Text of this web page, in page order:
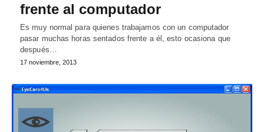
frente al computador
Es muy normal para quienes trabajamos con un computador
pasar muchas horas sentados frente a él, esto ocasiona que
después…
17 noviembre, 2013